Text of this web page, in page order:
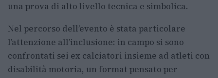
una prova di alto livello tecnica e simbolica.
Nel percorso dell’evento è stata particolare
l’attenzione all’inclusione: in campo si sono
confrontati sei ex calciatori insieme ad atleti con
disabilità motoria, un format pensato per